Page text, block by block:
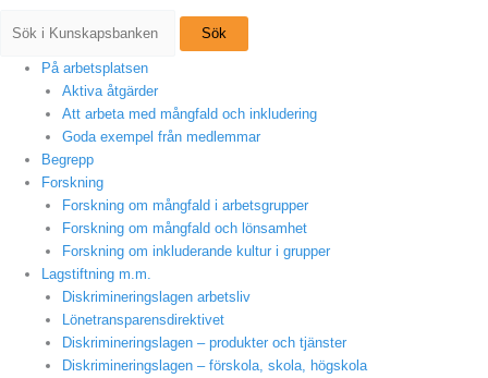
Sök
På arbetsplatsen
Aktiva åtgärder
Att arbeta med mångfald och inkludering
Goda exempel från medlemmar
Begrepp
Forskning
Forskning om mångfald i arbetsgrupper
Forskning om mångfald och lönsamhet
Forskning om inkluderande kultur i grupper
Lagstiftning m.m.
Diskrimineringslagen arbetsliv
Lönetransparensdirektivet
Diskrimineringslagen – produkter och tjänster
Diskrimineringslagen – förskola, skola, högskola